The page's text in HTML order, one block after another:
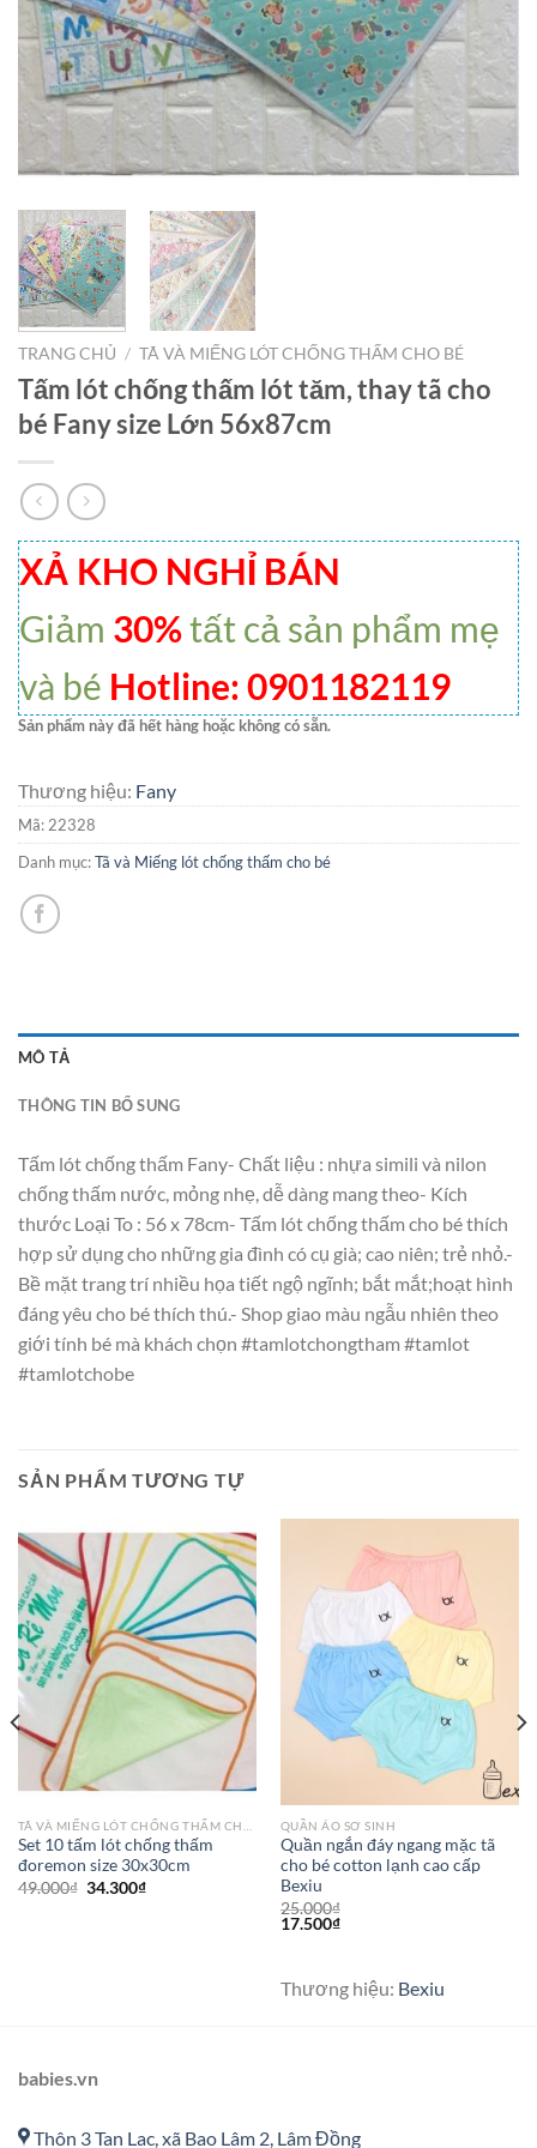
TRANG CHỦ / TÃ VÀ MIẾNG LÓT CHỐNG THẤM CHO BÉ
Tấm lót chống thấm lót tăm, thay tã cho
bé Fany size Lớn 56x87cm
XẢ KHO NGHỈ BÁN
Giảm 30%tất cả sản phẩm mẹ
và bé Hotline: 0901182119
Sản phẩm này đã hết hàng hoặc không có sẵn.
Thương hiệu: Fany
Mã: 22328
Danh mục:Tã và Miếng lót chống thấm cho bé
MÔ TẢ
THÔNG TIN BỔ SUNG
Tấm lót chống thấm Fany- Chất liệu : nhựa simili và nilon
chống thấm nước, mỏng nhẹ, dễ dàng mang theo- Kích
thước Loại To : 56 x 78cm- Tấm lót chống thấm cho bé thích
hợp sử dụng cho những gia đình có cụ già; cao niên; trẻ nhỏ.-
Bề mặt trang trí nhiều họa tiết ngộ ngĩnh; bắt mắt;hoạt hình
đáng yêu cho bé thích thú.- Shop giao màu ngẫu nhiên theo
giới tính bé mà khách chọn #tamlotchongtham #tamlot
#tamlotchobe
SẢN PHẨM TƯƠNG TỰ
Set 10 tấm lót chống thấm
đoremon size 30x30cm
49.000₫ 34.300₫
QUẦN ÁO SƠ SINH
Quần ngắn đáy ngang mặc tã
cho bé cotton lạnh cao cấp
Bexiu
25.000₫
17.500₫
Thương hiệu: Bexiu
babies.vn
Thôn 3 Tan Lac, xã Bao Lâm 2, Lâm Đồng